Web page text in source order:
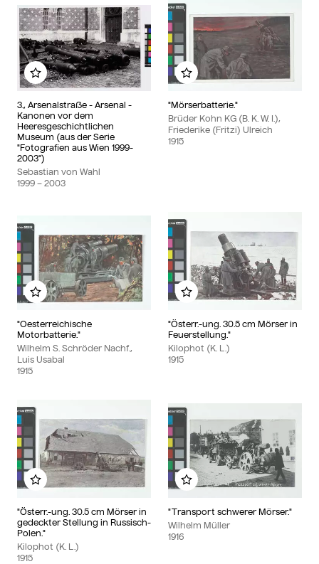
3., Arsenalstraße - Arsenal -
Kanonen vor dem
Heeresgeschichtlichen
Museum (aus der Serie
"Fotografien aus Wien 1999-
2003")
Sebastian von Wahl
1999 – 2003
Zu meinem Album hinzufügen
"Mörserbatterie."
Brüder Kohn KG (B. K. W. I.),
Friederike (Fritzi) Ulreich
1915
Zu meinem Album
"Oesterreichische
Motorbatterie."
Wilhelm S. Schröder Nachf.,
Luis Usabal
1915
Zu meinem Album hinzufügen
"Österr.-ung. 30.5 cm Mörser in
Feuerstellung."
Kilophot (K. L.)
1915
Zu meinem Album
"Österr.-ung. 30.5 cm Mörser in
gedeckter Stellung in Russisch-
Polen."
Kilophot (K. L.)
1915
Zu meinem Album hinzufügen
"Transport schwerer Mörser."
Wilhelm Müller
1916
Zu meinem Album